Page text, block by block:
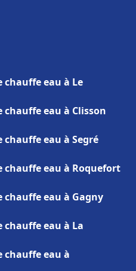
eau à Le
eau à Clisson
eau à Segré
eau à Roquefort
eau à Gagny
eau à La
eau à